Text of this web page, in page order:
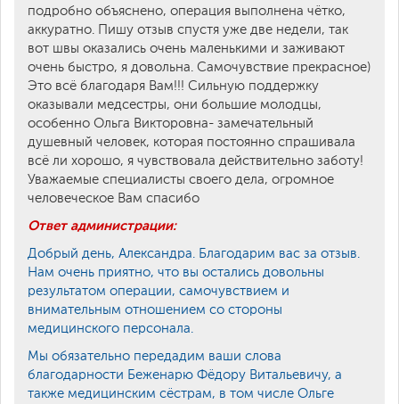
подробно объяснено, операция выполнена чётко,
аккуратно. Пишу отзыв спустя уже две недели, так
вот швы оказались очень маленькими и заживают
очень быстро, я довольна. Самочувствие прекрасное)
Это всё благодаря Вам!!! Сильную поддержку
оказывали медсестры, они большие молодцы,
особенно Ольга Викторовна- замечательный
душевный человек, которая постоянно спрашивала
всё ли хорошо, я чувствовала действительно заботу!
Уважаемые специалисты своего дела, огромное
человеческое Вам спасибо
Ответ администрации:
Добрый день, Александра. Благодарим вас за отзыв.
Нам очень приятно, что вы остались довольны
результатом операции, самочувствием и
внимательным отношением со стороны
медицинского персонала.
Мы обязательно передадим ваши слова
благодарности Беженарю Фёдору Витальевичу, а
также медицинским сёстрам, в том числе Ольге